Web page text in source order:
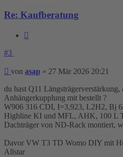
Re: Kaufberatung
#3
Beitrag
von asap » 27 Mär 2026 20:21
du hast Q11 Längsträgerverstärkung,
Anhängerkupplung mit bestellt ?
W906 316 CDI, I=3,923, L2H2, Bj
Highline KI und MFL, AHK, 100 L
Dachträger von ND-Rack montiert,
Davor VW T3 TD Womo DIY mit
Allstar